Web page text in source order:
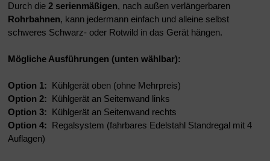
Durch die 2 serienmäßigen, nach außen verlängerbaren
Rohrbahnen, kann jedermann einfach und alleine selbst
schweres Schwarz- oder Rotwild in das Gerät hängen.
Mögliche Ausführungen (unten wählbar):
Option 1: Kühlgerät oben (ohne Mehrpreis)
Option 2: Kühlgerät an Seitenwand links
Option 3: Kühlgerät an Seitenwand rechts
Option 4: Regalsystem (fahrbares Edelstahl Standregal mit 4
Auflagen)